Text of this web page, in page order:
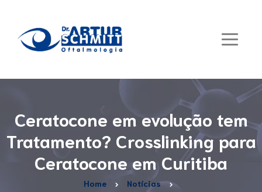
Ceratocone em evolução tem
Tratamento? Crosslinking para
Ceratocone em Curitiba
Home
Notícias